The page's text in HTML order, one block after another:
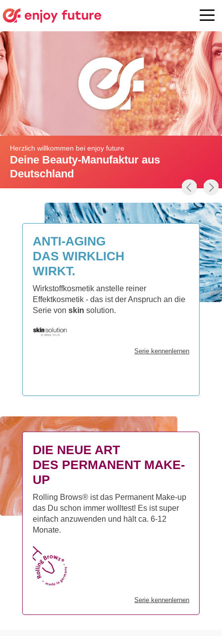
Herzlich willkommen bei enjoy future
Deine Beauty-Manufaktur aus
Deutschland
DIE NEUE ART
DES PERMANENT MAKE-
UP
Rolling Brows® ist das Permanent Make-up
das Du schon immer wolltest! Es ist super
einfach anzuwenden und hält ca. 6-12
Monate.
Serie kennenlernen
ANTI-AGING
DAS WIRKLICH
WIRKT.
Wirkstoffkosmetik anstelle reiner
Effektkosmetik - das ist der Anspruch an die
Serie von skin solution.
Serie kennenlernen